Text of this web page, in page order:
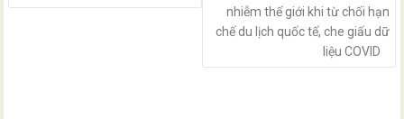
nhiễm thế giới khi từ chối hạn
chế du lịch quốc tế, che giấu dữ
liệu COVID